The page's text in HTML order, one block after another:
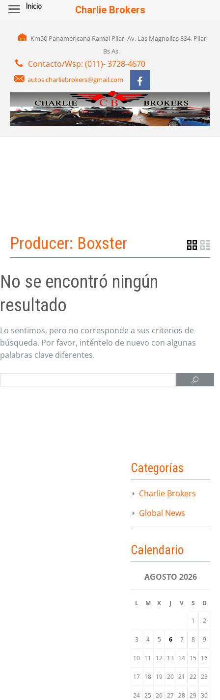
Km50 Panamericana Ramal Pilar, Av. Las Magnolias 834, Pilar,
Bs As.
Contacto/Wsp: (011)- 3728-4670
autos.charliebrokers@gmail.com
Producer: Boxster
No se encontró ningún
resultado
Lo sentimos, pero no corresponde a sus criterios de
búsqueda. Por favor, inténtelo de nuevo con algunas
palabras clave diferentes.
Categorías
Charlie Brokers
Global News
Calendario
AGOSTO 2026
L M X J V S D
1 2
3 4 5 6 7 8 9
10 11 12 13 14 15 16
17 18 19 20 21 22 23
24 25 26 27 28 29 30
Inicio Charlie Brokers